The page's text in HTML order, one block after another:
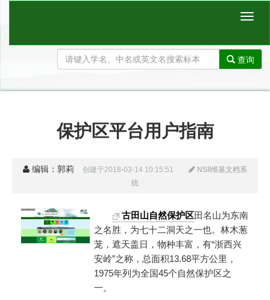
查询
保护区平台用户指南
编辑：郭莉 创建于2018-03-14 10:15:51
NSII维基文档系
统
古田山自然保护区田名山为东南
之名胜，为七十二洞天之一也。林木葱
茏，遮天盖日，物种丰富，有“浙西兴
安岭”之称，总面积13.68平方公里，
1975年列为全国45个自然保护区之
一。